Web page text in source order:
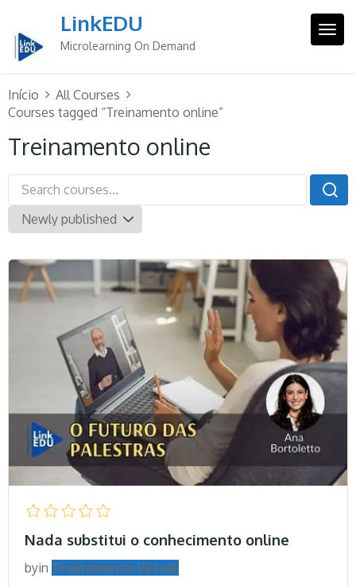
content
LinkEDU
Microlearning On Demand
Início
All Courses
Courses tagged “Treinamento online”
Treinamento online
Nada substitui o conhecimento online
byin Treinamento Virtual